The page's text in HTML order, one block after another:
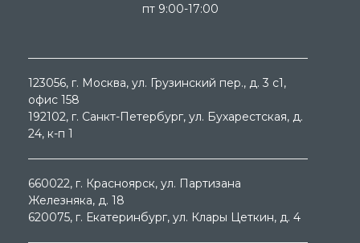
пт 9:00-17:00
123056, г. Москва, ул. Грузинский пер., д. 3 c1,
офис 158
192102, г. Санкт-Петербург, ул. Бухарестская, д.
24, к-п 1
660022, г. Красноярск, ул. Партизана
Железняка, д. 18
620075, г. Екатеринбург, ул. Клары Цеткин, д. 4